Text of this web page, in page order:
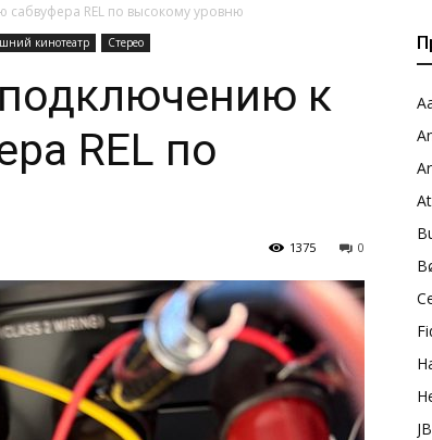
REL по высокому уровню
кинотеатр Стерео
к
REL по
0
1375